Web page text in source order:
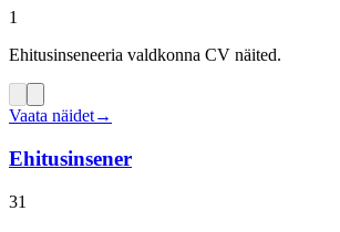
1
Ehitusinseneeria valdkonna CV näited.
Vaata näidet→
Ehitusinsener
31